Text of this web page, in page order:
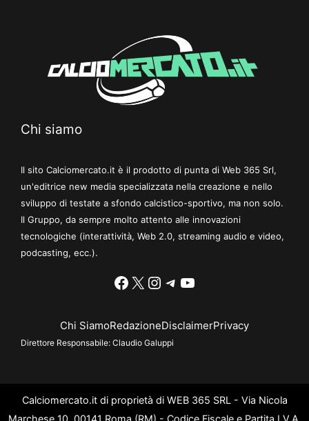
Chi siamo
Il sito Calciomercato.it è il prodotto di punta di Web 365 Srl,
un'editrice new media specializzata nella creazione e nello
sviluppo di testate a sfondo calcistico-sportivo, ma non solo.
Il Gruppo, da sempre molto attento alle innovazioni
tecnologiche (interattività, Web 2.0, streaming audio e video,
podcasting, ecc.).
Facebook
X Instagram
Telegram
YouTube
Chi SiamoRedazioneDisclaimerPrivacy
Direttore Responsabile: Claudio Galuppi
Calciomercato.it di proprietà di WEB 365 SRL - Via Nicola
Marchese 10, 00141 Roma (RM) - Codice Fiscale e Partita I.V.A.